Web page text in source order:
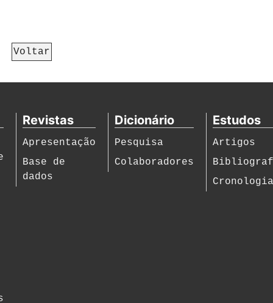
Voltar
Revistas
Apresentação
Base de
dados
Dicionário
Pesquisa
Colaboradores
Estudos
Artigos